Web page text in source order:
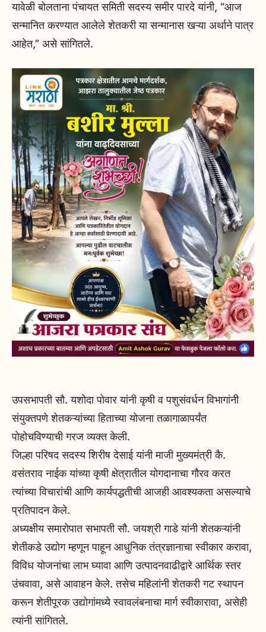
यावेळी बोलताना पंचायत समिती सदस्य समीर पारदे यांनी, “आज
सन्मानित करण्यात आलेले शेतकरी या सन्मानास खऱ्या अर्थाने पात्र
आहेत,” असे सांगितले.
उपसभापती सौ. यशोदा पोवार यांनी कृषी व पशुसंवर्धन विभागांनी
संयुक्तपणे शेतकऱ्यांच्या हिताच्या योजना तळागाळापर्यंत
पोहोचविण्याची गरज व्यक्त केली.
जिल्हा परिषद सदस्य शिरीष देसाई यांनी माजी मुख्यमंत्री कै.
वसंतराव नाईक यांच्या कृषी क्षेत्रातील योगदानाचा गौरव करत
त्यांच्या विचारांची आणि कार्यपद्धतीची आजही आवश्यकता असल्याचे
प्रतिपादन केले.
अध्यक्षीय समारोपात सभापती सौ. जयश्री गाडे यांनी शेतकऱ्यांनी
शेतीकडे उद्योग म्हणून पाहून आधुनिक तंत्रज्ञानाचा स्वीकार करावा,
विविध योजनांचा लाभ घ्यावा आणि उत्पादनवाढीद्वारे आर्थिक स्तर
उंचवावा, असे आवाहन केले. तसेच महिलांनी शेतकरी गट स्थापन
करून शेतीपूरक उद्योगांमध्ये स्वावलंबनाचा मार्ग स्वीकारावा, असेही
त्यांनी सांगितले.